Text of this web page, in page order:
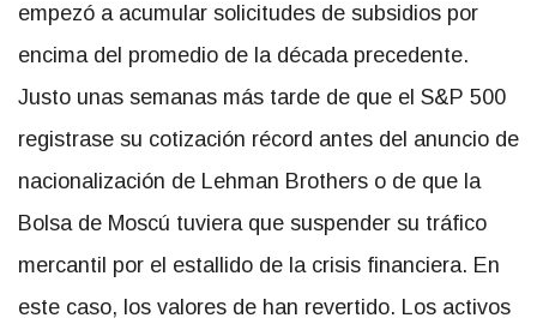
empezó a acumular solicitudes de subsidios por
encima del promedio de la década precedente.
Justo unas semanas más tarde de que el S&P 500
registrase su cotización récord antes del anuncio de
nacionalización de Lehman Brothers o de que la
Bolsa de Moscú tuviera que suspender su tráfico
mercantil por el estallido de la crisis financiera. En
este caso, los valores de han revertido. Los activos